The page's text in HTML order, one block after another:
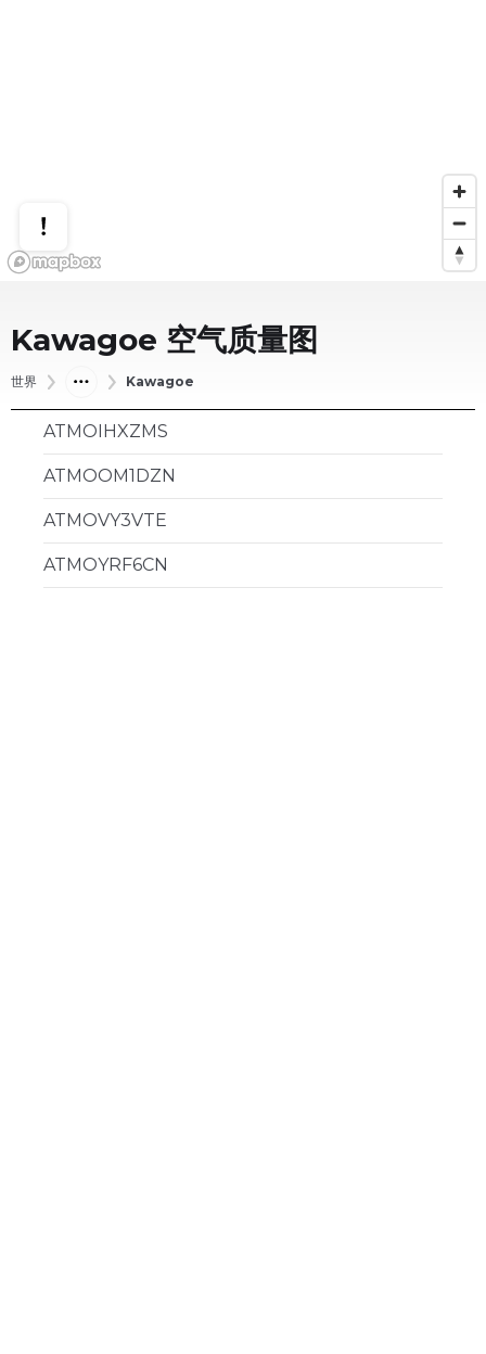
Kawagoe 空气质量图
世界 Kawagoe
ATMOIHXZMS
ATMOOM1DZN
ATMOVY3VTE
ATMOYRF6CN